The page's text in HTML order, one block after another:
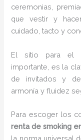
ceremonias,
que vestir y
cuidado, tacto y
El sitio para el
importante, es la
de invitados y
armonía y fluidez
Para escoger los
renta de smoking
la norma universal